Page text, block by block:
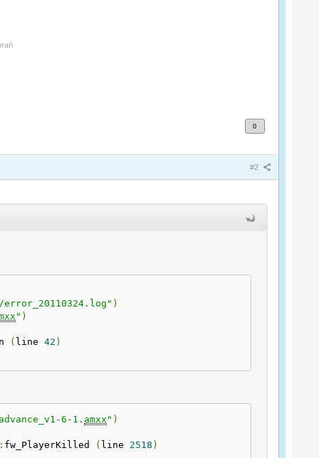
0
#2
error_20110324.log" )
" )
( line 42 )
6-1. amxx " )
fw_PlayerKilled ( line 2518 )